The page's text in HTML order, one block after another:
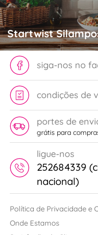
Startwist
siga-nos no
condições de
portes de
grátis para
ligue-nos
252684339
nacional)
Política de Privacidade e
Onde Estamos